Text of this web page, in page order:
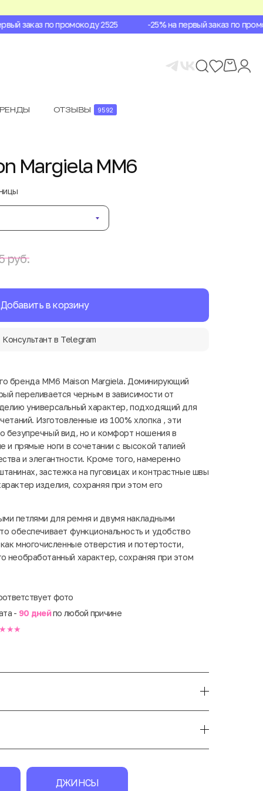
заказ по промокоду 2525 -25% на первый заказ по
ОТЗЫВЫ 9592
Margiela MM6
руб.
Добавить в корзину
Консультант в Telegram
бренда MM6 Maison Margiela. Доминирующий
переливается черным в зависимости от
универсальный характер, подходящий для
Изготовленные из 100% хлопка , эти
безупречный вид, но и комфорт ношения в
и прямые ноги в сочетании с высокой талией
и элегантности. Кроме того, намеренно
застежка на пуговицах и контрастные швы
изделия, сохраняя при этом его
петлями для ремня и двумя накладными
обеспечивает функциональность и удобство
многочисленные отверстия и потертости,
необработанный характер, сохраняя при этом
фото
- 90 днейпо любой причине
ДЖИНСЫ